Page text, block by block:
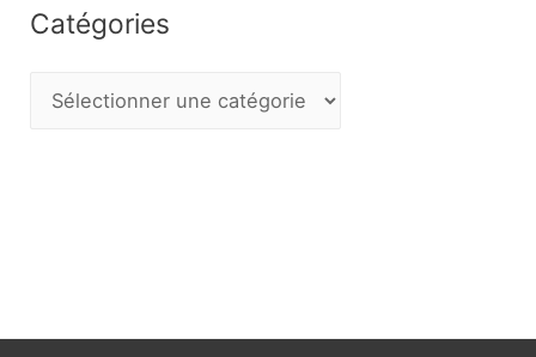
Catégories